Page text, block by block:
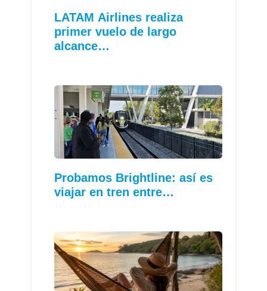
LATAM Airlines realiza
primer vuelo de largo
alcance…
Probamos Brightline: así es
viajar en tren entre…